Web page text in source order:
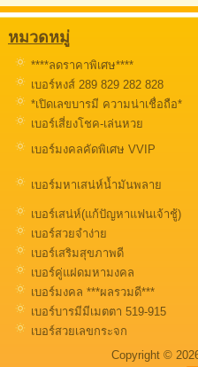
หมวดหมู่
****ลดราคาพิเศษ****
เบอร์หงส์ 289 829 282 828
*เปิดเลขบารมี ความน่าเชื่อถือ*
เบอร์เสี่ยงโชค-เล่นหวย
เบอร์มงคลคัดพิเศษ VVIP
เบอร์มหาเสน่ห์น้ำมันพลาย
เบอร์เสน่ห์(แก้ปัญหาแฟนเจ้าชู้)
เบอร์สวยจำง่าย
เบอร์เสริมสุขภาพดี
เบอร์คู่แฝดมหามงคล
เบอร์มงคล ***ผลรวมดี***
เบอร์บารมีมีเมตตา 519-915
เบอร์สวยเลขกระจก
Copyright ©